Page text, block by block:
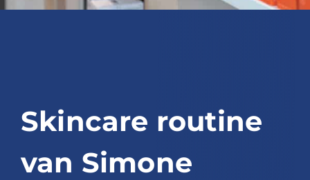
Skincare routine
van Simone